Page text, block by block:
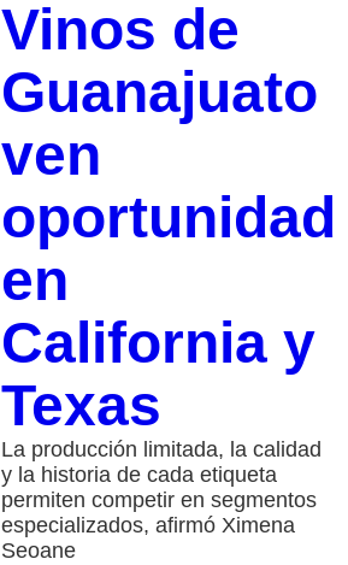
Vinos de
Guanajuato
ven
oportunidad
en
California y
Texas
La producción limitada, la calidad
y la historia de cada etiqueta
permiten competir en segmentos
especializados, afirmó Ximena
Seoane